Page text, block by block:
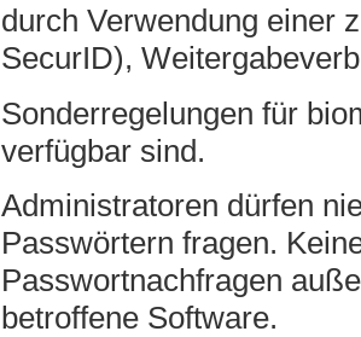
durch Verwendung einer
SecurID),
Sonderregelungen für
verfügbar sind.
Administratoren dürfen
Passwörtern fragen.
Passwortnachfragen
betroffene Software.